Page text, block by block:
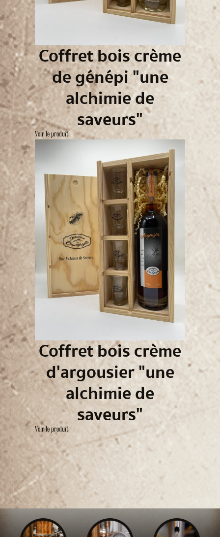
Coffret bois crème
de génépi "une
alchimie de
saveurs"
Voir le produit
Coffret bois crème
d'argousier "une
alchimie de
saveurs"
Voir le produit